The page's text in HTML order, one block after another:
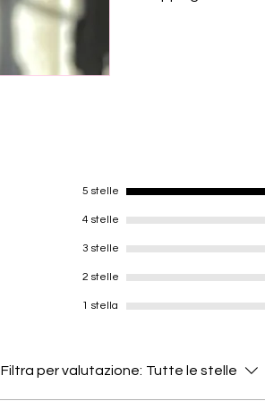
5 stelle
4 stelle
3 stelle
2 stelle
1 stella
Filtra per valutazione: Tutte le stelle